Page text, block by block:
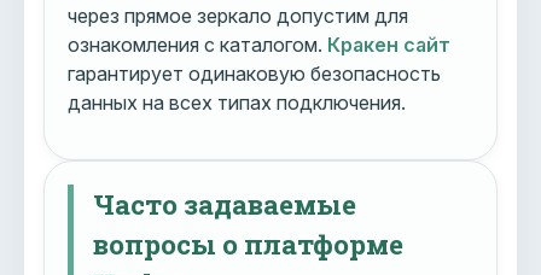
через прямое зеркало допустим для
ознакомления с каталогом. Кракен сайт
гарантирует одинаковую безопасность
данных на всех типах подключения.
Часто задаваемые
вопросы о платформе